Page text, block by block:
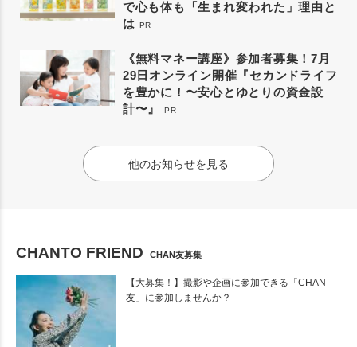
で心も体も「生まれ変われた」理由と
は PR
《無料マネー講座》参加者募集！7月
29日オンライン開催『セカンドライフ
を豊かに！〜安心とゆとりの資金設
計〜』
PR
他のお知らせを見る
CHANTO FRIEND CHAN友募集
【大募集！】撮影や企画に参加できる「CHAN
友」に参加しませんか？